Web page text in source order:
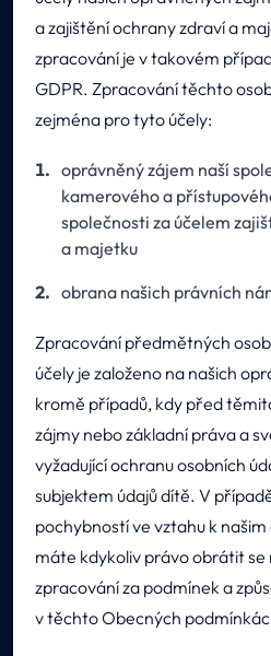
a zajištění ochrany zdraví a
zpracování je v takovém
GDPR. Zpracování těchto
zejména pro tyto účely:
oprávněný zájem naší
kamerového a
společnosti za účelem
a majetku
obrana našich právních
Zpracování předmětných
účely je založeno na našich
kromě případů, kdy před
zájmy nebo základní práva a
vyžadující ochranu osobních
subjektem údajů dítě. V
pochybností ve vztahu k
máte kdykoliv právo obrátit se
zpracování za podmínek a
v těchto Obecných